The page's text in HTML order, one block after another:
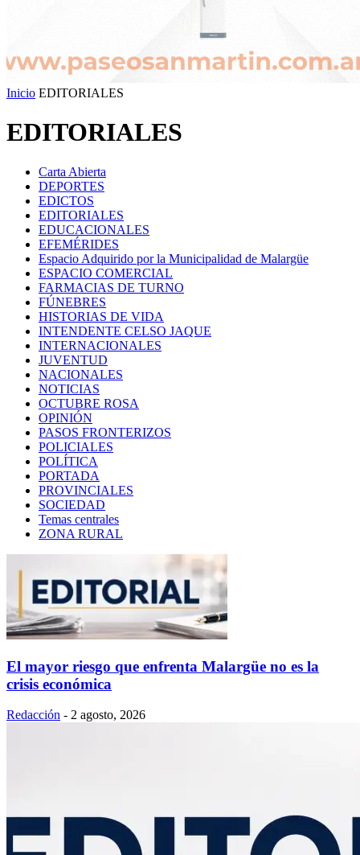
Inicio EDITORIALES
EDITORIALES
Carta Abierta
DEPORTES
EDICTOS
EDITORIALES
EDUCACIONALES
EFEMÉRIDES
Espacio Adquirido por la Municipalidad de Malargüe
ESPACIO COMERCIAL
FARMACIAS DE TURNO
FÚNEBRES
HISTORIAS DE VIDA
INTENDENTE CELSO JAQUE
INTERNACIONALES
JUVENTUD
NACIONALES
NOTICIAS
OCTUBRE ROSA
OPINIÓN
PASOS FRONTERIZOS
POLICIALES
POLÍTICA
PORTADA
PROVINCIALES
SOCIEDAD
Temas centrales
ZONA RURAL
El mayor riesgo que enfrenta Malargüe no es la
crisis económica
Redacción - 2 agosto, 2026